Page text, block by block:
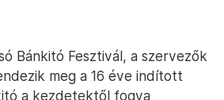
Bánkitó Fesztivál, a szervezők
meg a 16 éve indított
a kezdetektől fogva